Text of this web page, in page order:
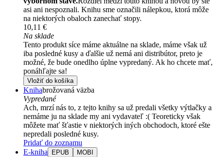
asi ani nespoznali. Knihu sme označili nálepkou, ktorá môže
na niektorých obaloch zanechať stopy.
10,11 €
Na sklade
Tento produkt síce máme aktuálne na sklade, máme však už
iba posledné kusy a ďalšie už nemá ani distribútor, preto je
možné, že bude onedlho úplne vypredaný. Ak ho chcete mať,
ponáhľajte sa!
Vložiť do košíka
Knihabrožovaná väzba
Vypredané
Ach, mrzí nás to, z tejto knihy sa už predali všetky výtlačky a
nemáme ju na sklade my ani vydavateľ :( Teoreticky však
môžete mať šťastie v niektorých iných obchodoch, ktoré ešte
nepredali posledné kusy.
Pridať do zoznamu
E-kniha
EPUB MOBI